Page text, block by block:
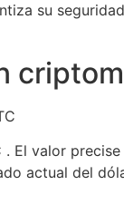
su
. El valor
actual del